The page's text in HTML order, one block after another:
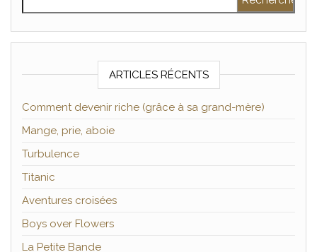
ARTICLES RÉCENTS
Comment devenir riche (grâce à sa grand-mère)
Mange, prie, aboie
Turbulence
Titanic
Aventures croisées
Boys over Flowers
La Petite Bande